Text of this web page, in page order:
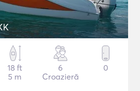
18 ft
5 m
6
Croazieră
0